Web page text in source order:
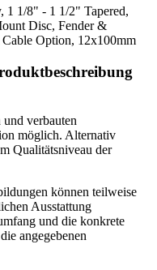
1/8" - 1 1/2" Tapered,
Disc, Fender &
Option, 12x100mm
verbauten
möglich. Alternativ
Qualitätsniveau der
können teilweise
Ausstattung
und die konkrete
angegebenen